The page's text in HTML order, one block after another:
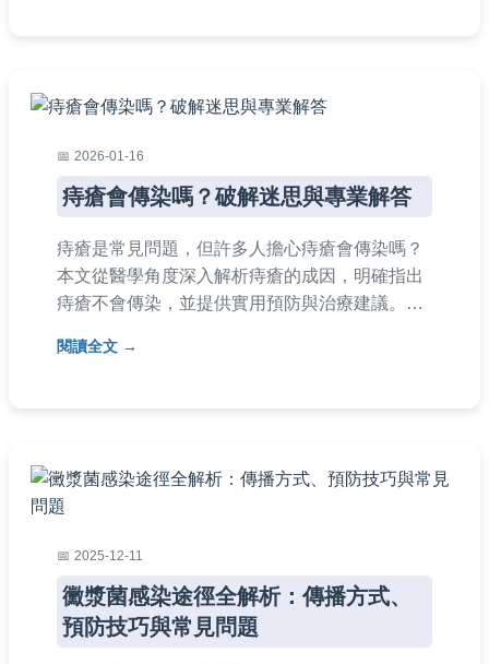
2026-01-16
痔瘡會傳染嗎？破解迷思與專業解答
痔瘡是常見問題，但許多人擔心痔瘡會傳染嗎？
本文從醫學角度深入解析痔瘡的成因，明確指出
痔瘡不會傳染，並提供實用預防與治療建議。涵
等，幫助您消除焦慮，安心管理健康。
閱讀全文
2025-12-11
黴漿菌感染途徑全解析：傳播方式、
預防技巧與常見問題